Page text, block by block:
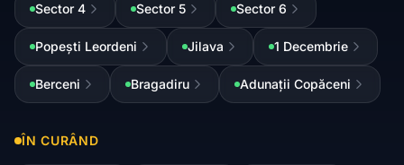
Sector 4 Sector 5 Sector 6
Popești Leordeni Jilava 1 Decembrie
Berceni Bragadiru Adunații Copăceni
ÎN CURÂND